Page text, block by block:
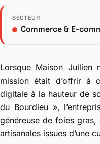
SECTEUR
Commerce & E-
Lorsque Maison
mission était d’offrir à
digitale à la hauteur de
du Bourdieu »,
généreuse de foies
artisanales issues d’une